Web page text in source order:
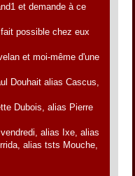
et demande à ce
possible chez eux
et moi-même d'une
Douhait alias Cascus,
Dubois, alias Pierre
alias Ixe, alias
alias tsts Mouche,